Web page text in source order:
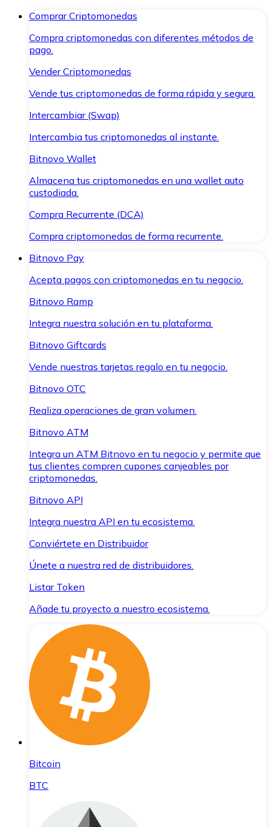
Comprar Criptomonedas
Compra criptomonedas con diferentes métodos de
pago.
Vender Criptomonedas
Vende tus criptomonedas de forma rápida y segura.
Intercambiar (Swap)
Intercambia tus criptomonedas al instante.
Bitnovo Wallet
Almacena tus criptomonedas en una wallet auto
custodiada.
Compra Recurrente (DCA)
Compra criptomonedas de forma recurrente.
Bitnovo Pay
Acepta pagos con criptomonedas en tu negocio.
Bitnovo Ramp
Integra nuestra solución en tu plataforma.
Bitnovo Giftcards
Vende nuestras tarjetas regalo en tu negocio.
Bitnovo OTC
Realiza operaciones de gran volumen.
Bitnovo ATM
Integra un ATM Bitnovo en tu negocio y permite que
tus clientes compren cupones canjeables por
criptomonedas.
Bitnovo API
Integra nuestra API en tu ecosistema.
Conviértete en Distribuidor
Únete a nuestra red de distribuidores.
Listar Token
Añade tu proyecto a nuestro ecosistema.
Bitcoin
BTC